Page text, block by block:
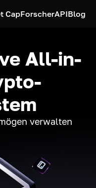
CapForscherAPIBlog
All-in-
verwalten